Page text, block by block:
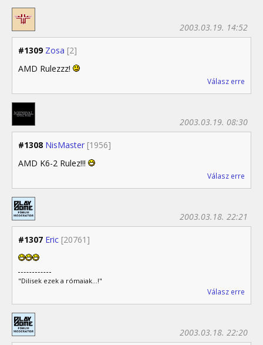
#1309 Zosa [2]
2003.03.19. 14:52
AMD Rulezzz!
Válasz erre
#1308 NisMaster [1956]
2003.03.19. 08:30
AMD K6-2 Rulez!!!
Válasz erre
#1307 Eric [20761]
2003.03.18. 22:21
"Dilisek ezek a rómaiak...!"
Válasz erre
2003.03.18. 22:20